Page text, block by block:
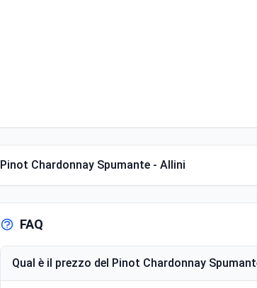
Pinot Chardonnay Spumante - Allini
FAQ
Qual è il prezzo del Pinot Chardonnay